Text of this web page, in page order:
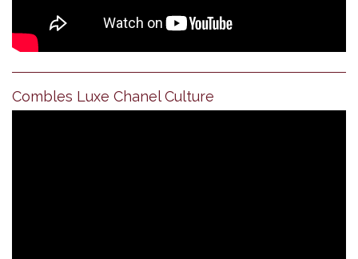
Combles Luxe Chanel Culture